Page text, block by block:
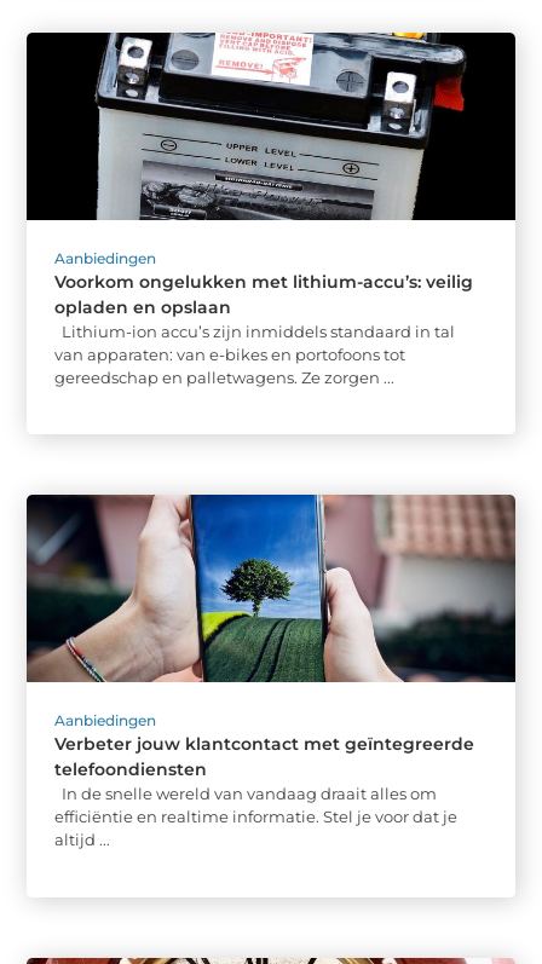
Aanbiedingen
Voorkom ongelukken met lithium-accu’s: veilig
opladen en opslaan
Lithium-ion accu’s zijn inmiddels standaard in tal
van apparaten: van e-bikes en portofoons tot
gereedschap en palletwagens. Ze zorgen ...
Aanbiedingen
Verbeter jouw klantcontact met geïntegreerde
telefoondiensten
In de snelle wereld van vandaag draait alles om
efficiëntie en realtime informatie. Stel je voor dat je
altijd ...